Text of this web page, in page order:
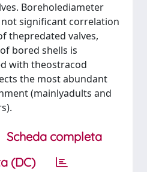
Boreholediameter
significant correlation
thepredated valves,
bored shells is
with theostracod
the most abundant
(mainlyadults and
Scheda completa
(DC)